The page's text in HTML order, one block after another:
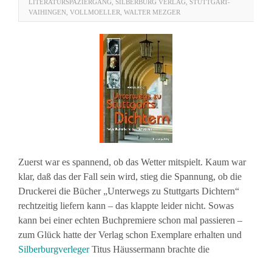
LITERATURSPAZIERGANG SILBERBURG VERLAG STUTTGART-
VAIHINGEN VOLLMOELLER WALTER MEZGER
Zuerst war es spannend, ob das Wetter mitspielt. Kaum war
klar, daß das der Fall sein wird, stieg die Spannung, ob die
Druckerei die Bücher „Unterwegs zu Stuttgarts Dichtern“
rechtzeitig liefern kann – das klappte leider nicht. Sowas
kann bei einer echten Buchpremiere schon mal passieren –
zum Glück hatte der Verlag schon Exemplare erhalten und
SilberburgverlegerTitus Häussermann brachte die